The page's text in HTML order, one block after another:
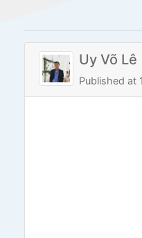
Uy Võ Lê
Published at